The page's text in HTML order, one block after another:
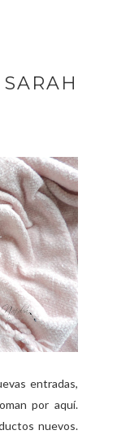
entradas,
por aquí.
nuevos.